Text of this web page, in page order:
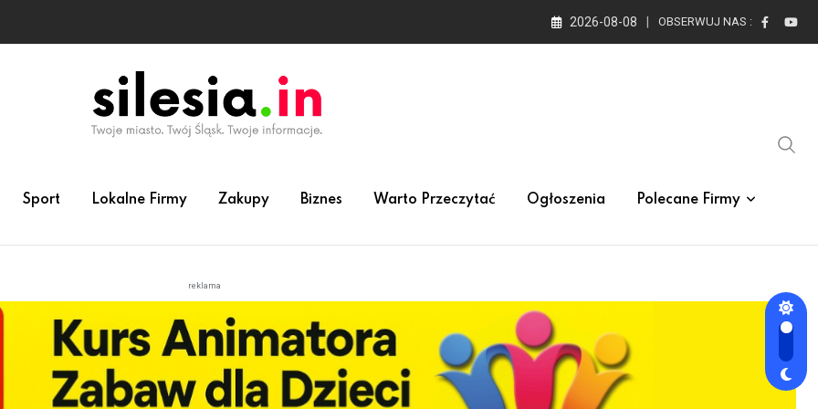
2026-08-08 OBSERWUJ NAS :
Sport Lokalne Firmy Zakupy Biznes Warto Przeczytać Ogłoszenia Polecane Firmy
reklama